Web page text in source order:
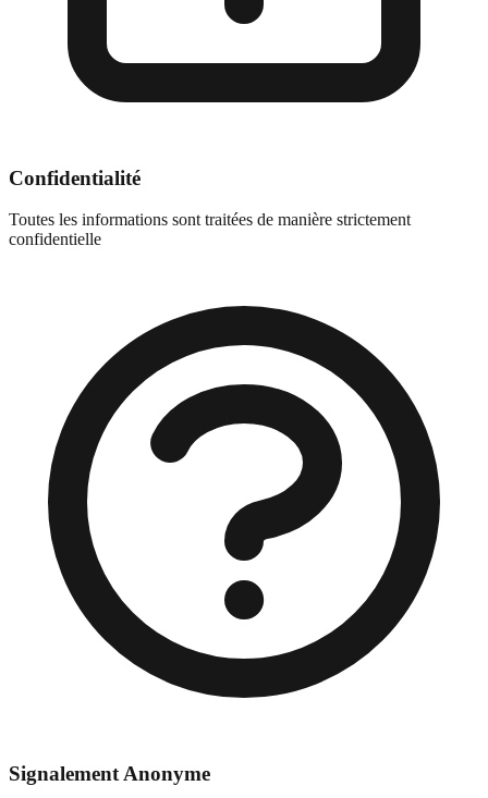
Confidentialité
Toutes les informations sont traitées de manière strictement
confidentielle
Signalement Anonyme